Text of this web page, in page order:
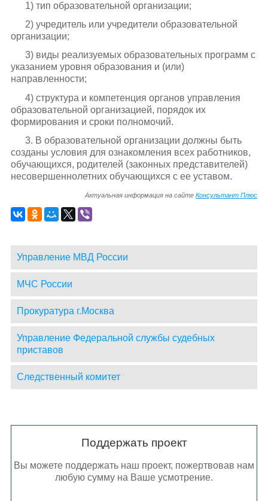
1) тип образовательной организации;
2) учредитель или учредители образовательной
организации;
3) виды реализуемых образовательных программ с
указанием уровня образования и (или)
направленности;
4) структура и компетенция органов управления
образовательной организацией, порядок их
формирования и сроки полномочий.
3. В образовательной организации должны быть
созданы условия для ознакомления всех работников,
обучающихся, родителей (законных представителей)
несовершеннолетних обучающихся с ее уставом.
Актуальная информация на сайтеКонсультант Плюс
Управление МВД России
МЧС России
Прокуратура г.Москва
Управление Федеральной службы судебных
приставов
Следственный комитет
Поддержать проект
Вы можете поддержать наш проект, пожертвовав нам
любую сумму на Ваше усмотрение.